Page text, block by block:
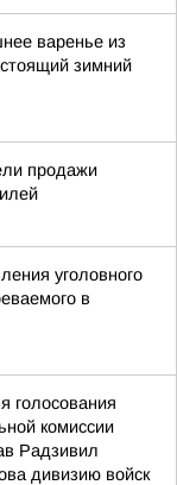
варенье из
зимний
продажи
уголовного
в
голосования
комиссии
Радзивил
дивизию войск